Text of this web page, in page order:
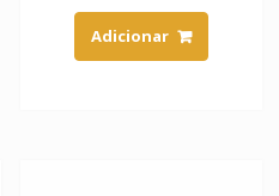
Adicionar